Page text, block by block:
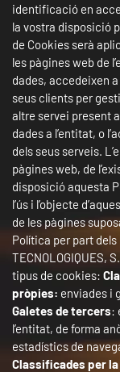
identificació en
la vostra disposició
de Cookies serà
les pàgines web de
dades, accedeixen
seus clients per
altre servei present
dades a l’entitat, o
dels seus serveis.
pàgines web, de
disposició aquesta
l’ús i l’objecte
de les pàgines
Política per part dels
TECNOLOGIQUES,
tipus de cookies:
pròpies: enviades i
Galetes de tercers:
l’entitat, de forma
estadístics de
Classificades per